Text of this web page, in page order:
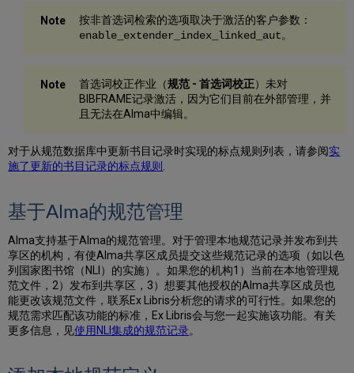
的
GND
控
制
字
F3
浏
览
使
用
的
GND
特
殊
排
序
例
按非首选词检索的选项取决于激活的客户参数：
enable_extender_index_linked_aut。
首选词校正作业（规范 - 首选词校正）未对
BIBFRAME记录激活，因为它们目前在外部管理，并
且无法在Alma中编辑。
对于从规范数据库中更新书目记录时实现的标点规则列表，请参阅实
施了更新的书目记录的标点规则
基于Alma的规范管理
Alma支持基于Alma的规范管理。对于管理本地规范记录并发布到共
享区的机构，有使Alma共享区成员提交这些规范记录的选项（如以色
列国家图书馆（NLI）的实施）。如果您的机构1）当前在本地管理规
范文件，2）发布到共享区，3）想要其他授权的Alma共享区成员也
能更改该规范文件，联系Ex Libris分析您的请求的可行性。如果您的
规范需求匹配该功能的标准，Ex Libris会与您一起实施该功能。有关
更多信息，见使用NLI集成的规范记录。